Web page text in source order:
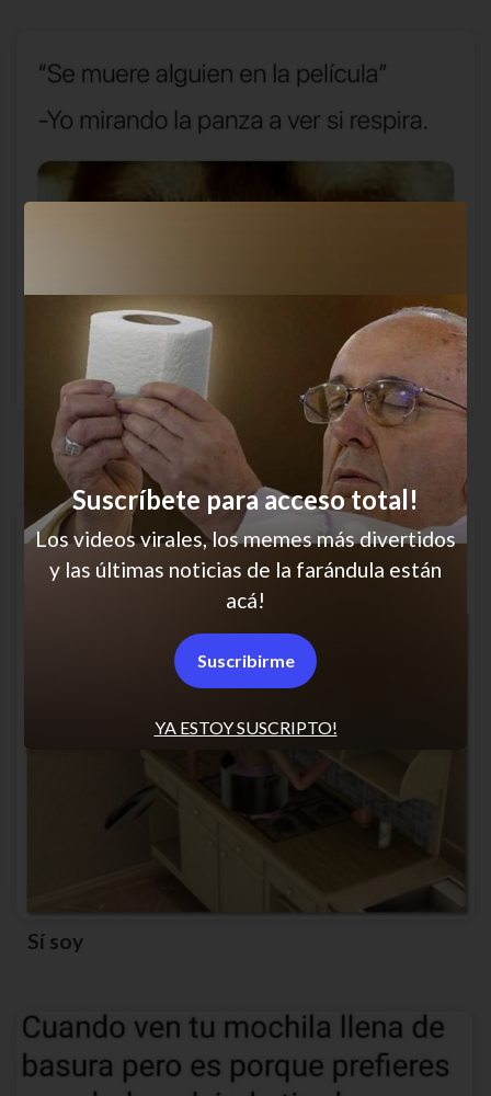
Inevitable
Sí soy
YA ESTOY SUSCRIPTO!
Suscríbete para acceso total!
Los videos virales, los memes más divertidos
y las últimas noticias de la farándula están
acá!
Suscribirme